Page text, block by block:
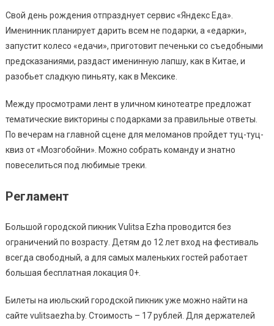
Свой день рождения отпразднует сервис «Яндекс Еда».
Именинник планирует дарить всем не подарки, а «едарки»,
запустит колесо «едачи», приготовит печеньки со съедобными
предсказаниями, раздаст именинную лапшу, как в Китае, и
разобьет сладкую пиньяту, как в Мексике.
Между просмотрами лент в уличном кинотеатре предложат
тематические викторины с подарками за правильные ответы.
По вечерам на главной сцене для меломанов пройдет туц-туц-
квиз от «Мозгобойни». Можно собрать команду и знатно
повеселиться под любимые треки.
Регламент
Большой городской пикник Vulitsa Ezha проводится без
ограничений по возрасту. Детям до 12 лет вход на фестиваль
всегда свободный, а для самых маленьких гостей работает
большая бесплатная локация 0+.
Билеты на июльский городской пикник уже можно найти на
сайте vulitsaezha.by. Стоимость – 17 рублей. Для держателей